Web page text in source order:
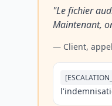
"Le fichier
Maintenant,
— Client,
[